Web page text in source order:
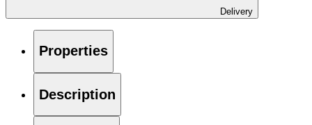
Delivery
Properties
Description